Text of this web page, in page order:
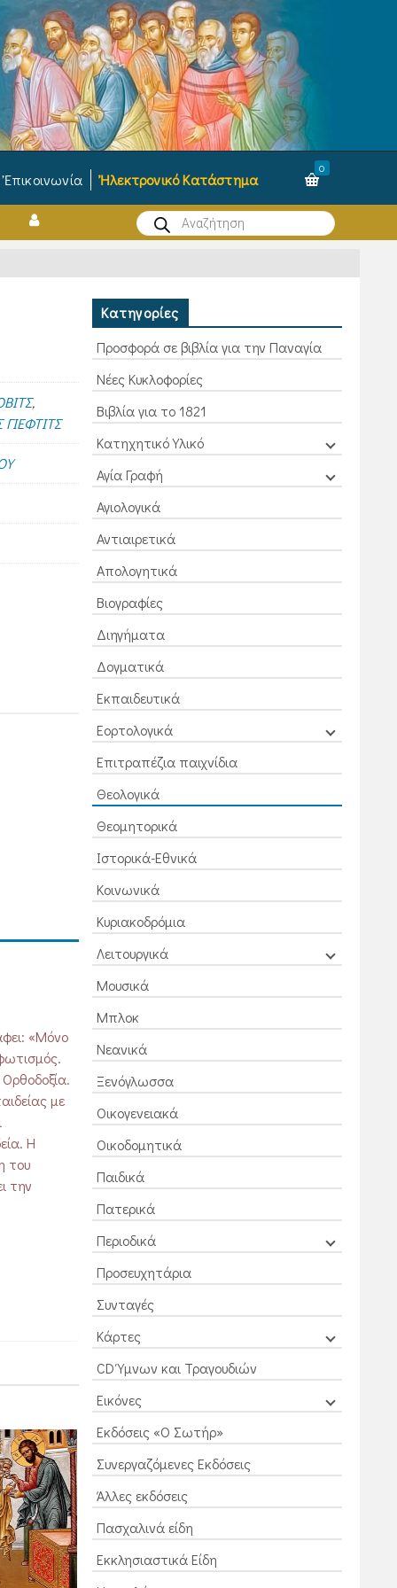
Ἐπικοινωνία Ἠλεκτρονικό Κατάστημα
0
Products
search
,
«Μόνο
με
Η
του
την
Κατηγορίες
Προσφορά σε βιβλία για την Παναγία
Νέες Κυκλοφορίες
Βιβλία για το 1821
Κατηχητικό Υλικό
Αγία Γραφή
Αγιολογικά
Αντιαιρετικά
Απολογητικά
Βιογραφίες
Διηγήματα
Δογματικά
Εκπαιδευτικά
Εορτολογικά
Επιτραπέζια παιχνίδια
Θεολογικά
Θεομητορικά
Ιστορικά-Εθνικά
Κοινωνικά
Κυριακοδρόμια
Λειτουργικά
Μουσικά
Μπλοκ
Νεανικά
Ξενόγλωσσα
Οικογενειακά
Οικοδομητικά
Παιδικά
Πατερικά
Περιοδικά
Προσευχητάρια
Συνταγές
Κάρτες
CD Ύμνων και Τραγουδιών
Εικόνες
Εκδόσεις «Ο Σωτήρ»
Συνεργαζόμενες Εκδόσεις
Άλλες εκδόσεις
Πασχαλινά είδη
Εκκλησιαστικά Είδη